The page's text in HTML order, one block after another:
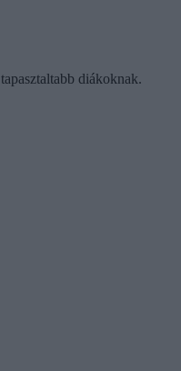
diákoknak.